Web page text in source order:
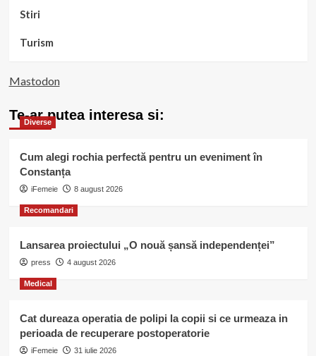
Stiri
Turism
Mastodon
Te-ar putea interesa si:
Diverse
Cum alegi rochia perfectă pentru un eveniment în
Constanța
iFemeie 8 august 2026
Recomandari
Lansarea proiectului „O nouă șansă independenței”
press 4 august 2026
Medical
Cat dureaza operatia de polipi la copii si ce urmeaza in
perioada de recuperare postoperatorie
iFemeie 31 iulie 2026